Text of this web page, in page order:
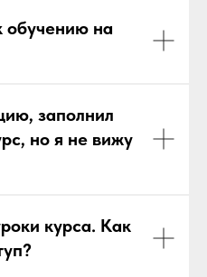
обучению на
заполнил
но я не вижу
курса. Как